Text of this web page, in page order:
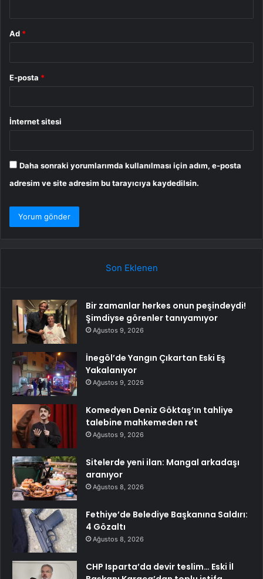
Ad *
E-posta *
İnternet sitesi
Daha sonraki yorumlarımda kullanılması için adım, e-posta
adresim ve site adresim bu tarayıcıya kaydedilsin.
Son Eklenen
Bir zamanlar herkes onun peşindeydi!
Şimdiyse görenler tanıyamıyor
Ağustos 9, 2026
İnegöl’de Yangın Çıkartan Eski Eş
Yakalanıyor
Ağustos 9, 2026
Komedyen Deniz Göktaş’ın tahliye
talebine mahkemeden ret
Ağustos 9, 2026
Sitelerde yeni ilan: Mangal arkadaşı
aranıyor
Ağustos 8, 2026
Fethiye’de Belediye Başkanına Saldırı:
4 Gözaltı
Ağustos 8, 2026
CHP Isparta’da devir teslim… Eski İl